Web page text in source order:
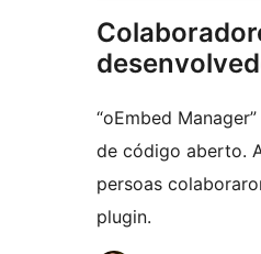
“oEmbed
de código aberto.
persoas
plugin.